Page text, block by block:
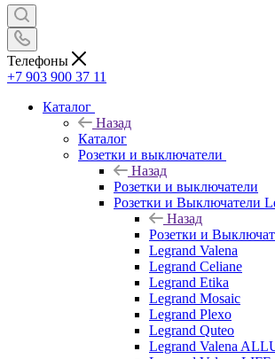
Телефоны
+7 903 900 37 11
Каталог
Назад
Каталог
Розетки и выключатели
Назад
Розетки и выключатели
Розетки и Выключатели
Назад
Розетки и
Legrand Valena
Legrand Celiane
Legrand Etika
Legrand Mosaic
Legrand Plexo
Legrand Quteo
Legrand Valena